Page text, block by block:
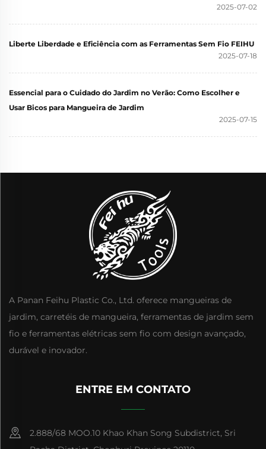
2025-07-02
Liberte Liberdade e Eficiência com as Ferramentas Sem Fio FEIHU
2025-07-18
Essencial para o Cuidado do Jardim no Verão: Como Escolher e
Usar Bicos para Mangueira de Jardim
2025-07-15
A Panan Feihu Plastic Co., Ltd. oferece mangueiras de
jardim, carretéis de mangueira, ferramentas de jardim sem
fio e ferramentas elétricas sem fio com design avançado,
durável e inovador.
ENTRE EM CONTATO
2.888/68 MOO.10 Khao Khan Song Subdistrict, Sri